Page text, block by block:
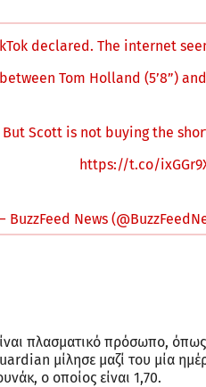
declared. The internet
between Tom Holland (5’8”)
But Scott is not buying the
https://t.co/
BuzzFeed News
πλασματικό πρόσωπο,
μίλησε μαζί του μία
ο οποίος είναι 1,70.